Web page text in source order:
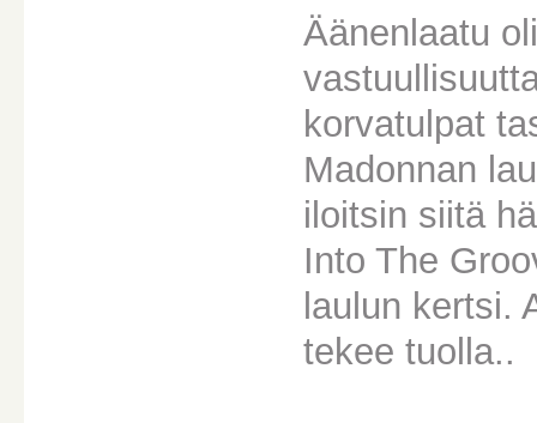
Äänenlaatu
korvatulpat
Madonnan
iloitsin siitä
Into The
laulun kertsi.
tekee tuolla..